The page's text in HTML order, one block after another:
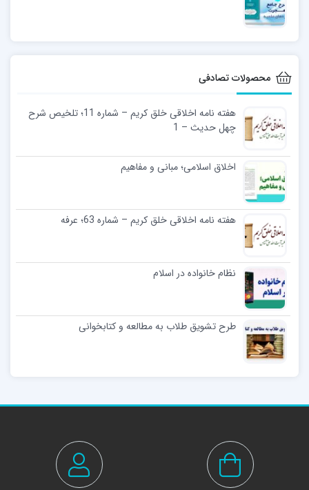
محصولات تصادفی
هفته نامه اخلاقی خلق کریم – شماره 11؛ تلخیص شرح
چهل حدیث – 1
اخلاق اسلامی؛ مبانی و مفاهیم
هفته نامه اخلاقی خلق کریم – شماره 63؛ عرفه
نظام خانواده در اسلام
طرح تشویق طلاب به مطالعه و کتابخوانی